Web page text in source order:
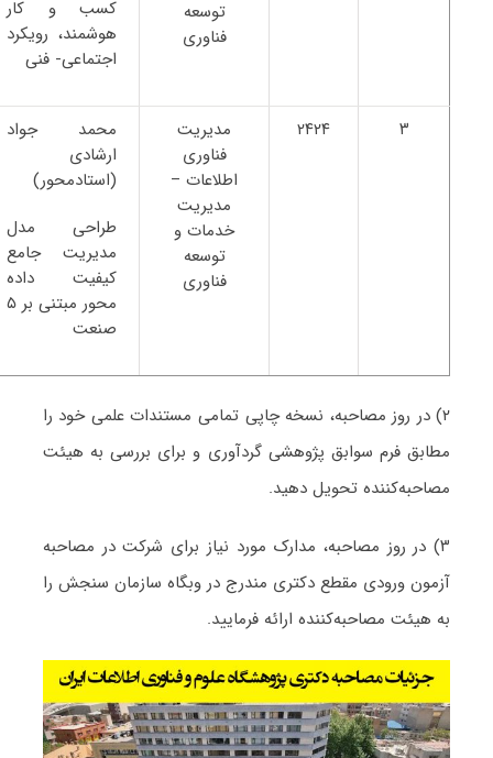
توسعه
فناوری
کسب و کار
هوشمند، رویکرد
اجتماعی- فنی
۳ ۲۴۲۴
مدیریت
فناوری
اطلاعات –
مدیریت
خدمات و
توسعه
فناوری
محمد جواد
ارشادی
(استادمحور)
طراحی مدل
مدیریت جامع
کیفیت داده
محور مبتنی بر ۵
صنعت
۲) در روز مصاحبه، نسخه چاپی تمامی مستندات علمی خود را
مطابق فرم سوابق پژوهشی گردآوری و برای بررسی به هیئت
مصاحبه‌کننده تحویل دهید.
۳) در روز مصاحبه، مدارک مورد نیاز برای شرکت در مصاحبه
آزمون ورودی مقطع دکتری مندرج در وبگاه سازمان سنجش را
به هیئت مصاحبه‌کننده ارائه فرمایید.